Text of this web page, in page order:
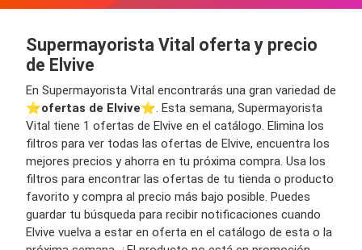
Supermayorista Vital oferta y precio
de Elvive
En Supermayorista Vital encontrarás una gran variedad de
⭐️ofertas de Elvive⭐️. Esta semana, Supermayorista
Vital tiene 1 ofertas de Elvive en el catálogo. Elimina los
filtros para ver todas las ofertas de Elvive, encuentra los
mejores precios y ahorra en tu próxima compra. Usa los
filtros para encontrar las ofertas de tu tienda o producto
favorito y compra al precio más bajo posible. Puedes
guardar tu búsqueda para recibir notificaciones cuando
Elvive vuelva a estar en oferta en el catálogo de esta o la